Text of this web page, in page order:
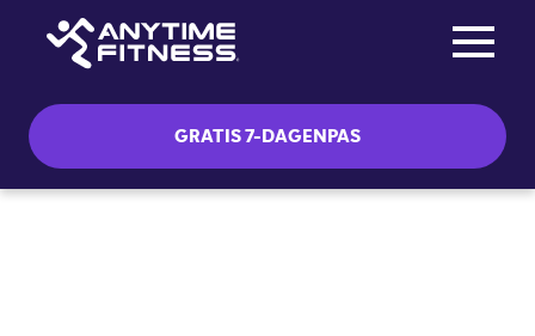
GRATIS 7-DAGENPAS